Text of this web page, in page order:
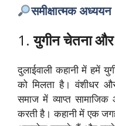
समीक्षात्मक अध्ययन
1.युगीन चेतना और
दुलाईवाली कहानी में हमें
को मिलता है। वंशीधर
समाज में व्याप्त सामाजिक
करती है। कहानी में एक